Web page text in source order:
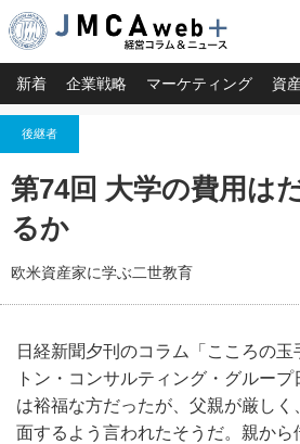
新着 企業戦略 マーケティング 資
後継者
第74回 大学の費用は
るか
欧米資産家に学ぶ二世教育
日経新聞夕刊のコラム「こころの
トン・コンサルティング・グルー
は裕福な方だったが、父親が厳しく
面するよう言われたそうだ。親から